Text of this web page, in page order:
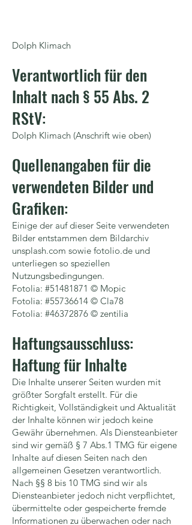
Dolph Klimach
Verantwortlich für den
Inhalt nach § 55 Abs. 2
RStV:
Dolph Klimach (Anschrift wie oben)
Quellenangaben für die
verwendeten Bilder und
Grafiken:
Einige der auf dieser Seite verwendeten
Bilder entstammen dem Bildarchiv
unsplash.com sowie fotolio.de und
unterliegen so speziellen
Nutzungsbedingungen.
Fotolia: #51481871 © Mopic
Fotolia: #55736614 © Cla78
Fotolia: #46372876 © zentilia
Haftungsausschluss:
Haftung für Inhalte
Die Inhalte unserer Seiten wurden mit
größter Sorgfalt erstellt. Für die
Richtigkeit, Vollständigkeit und Aktualität
der Inhalte können wir jedoch keine
Gewähr übernehmen. Als Diensteanbieter
sind wir gemäß § 7 Abs.1 TMG für eigene
Inhalte auf diesen Seiten nach den
allgemeinen Gesetzen verantwortlich.
Nach §§ 8 bis 10 TMG sind wir als
Diensteanbieter jedoch nicht verpflichtet,
übermittelte oder gespeicherte fremde
Informationen zu überwachen oder nach